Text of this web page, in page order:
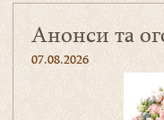
Анонси та
07.08.2026